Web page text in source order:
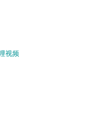
视频